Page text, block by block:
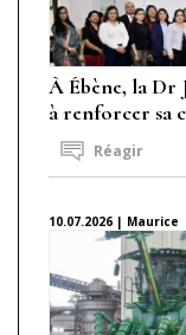
À Ébène, la Dr
à renforcer sa
Réagir
10.07.2026 | Maurice